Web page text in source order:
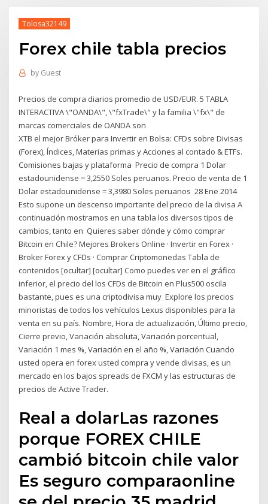
Tolosa32149
Forex chile tabla precios
by Guest
Precios de compra diarios promedio de USD/EUR. 5 TABLA
INTERACTIVA \"OANDA\", \"fxTrade\" y la familia \"fx\" de
marcas comerciales de OANDA son
XTB el mejor Bróker para Invertir en Bolsa: CFDs sobre Divisas
(Forex), Índices, Materias primas y Acciones al contado & ETFs.
Comisiones bajas y plataforma Precio de compra 1 Dolar
estadounidense = 3,2550 Soles peruanos. Precio de venta de 1
Dolar estadounidense = 3,3980 Soles peruanos 28 Ene 2014
Esto supone un descenso importante del precio de la divisa A
continuación mostramos en una tabla los diversos tipos de
cambios, tanto en Quieres saber dónde y cómo comprar
Bitcoin en Chile? Mejores Brokers Online · Invertir en Forex ·
Broker Forex y CFDs · Comprar Criptomonedas Tabla de
contenidos [ocultar] [ocultar] Como puedes ver en el gráfico
inferior, el precio del los CFDs de Bitcoin en Plus500 oscila
bastante, pues es una criptodivisa muy Explore los precios
minoristas de todos los vehículos Lexus disponibles para la
venta en su país. Nombre, Hora de actualización, Último precio,
Cierre previo, Variación absoluta, Variación porcentual,
Variación 1 mes %, Variación en el año %, Variación Cuando
usted opera en forex usted compra y vende divisas, es un
mercado en los bajos spreads de FXCM y las estructuras de
precios de Active Trader.
Real a dolarLas razones
porque FOREX CHILE
cambió bitcoin chile valor
Es seguro comparaonline